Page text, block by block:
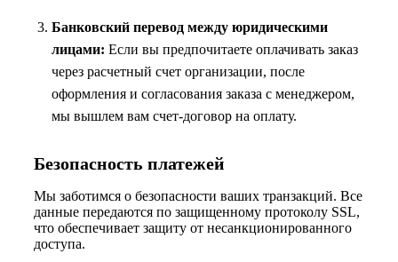
Банковский перевод между юридическими
лицами: Если вы предпочитаете оплачивать заказ
через расчетный счет организации, после
оформления и согласования заказа с менеджером,
мы вышлем вам счет-договор на оплату.
Безопасность платежей
Мы заботимся о безопасности ваших транзакций. Все
данные передаются по защищенному протоколу SSL,
что обеспечивает защиту от несанкционированного
доступа.